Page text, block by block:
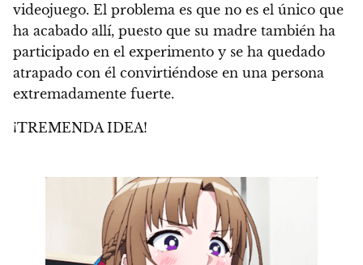
videojuego. El problema es que no es el único que
ha acabado allí, puesto que su madre también ha
participado en el experimento y se ha quedado
atrapado con él convirtiéndose en una persona
extremadamente fuerte.
¡TREMENDA IDEA!